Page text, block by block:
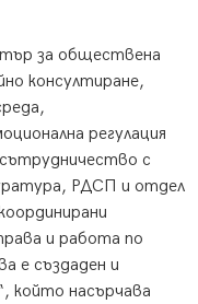
за обществена
консултиране,
регулация
с
РДСП и отдел
и работа по
е създаден и
който насърчава